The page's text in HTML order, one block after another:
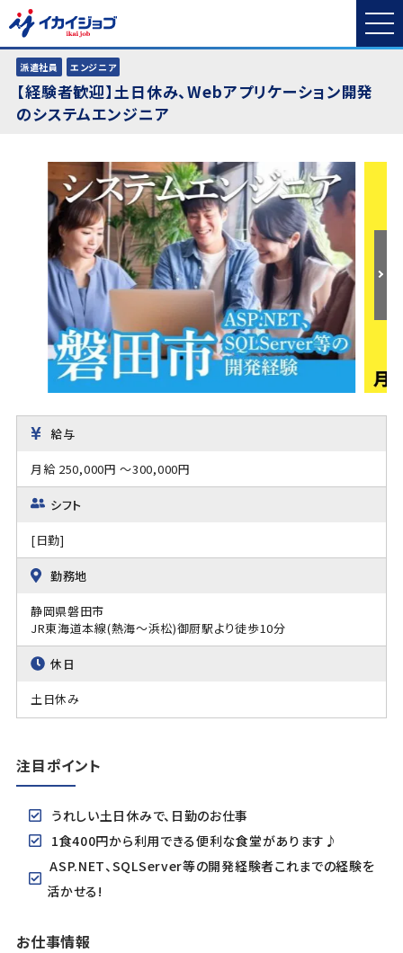
派遣社員 エンジニア
【経験者歓迎】土日休み、Webアプリケーション開発
のシステムエンジニア
給与
月給 250,000円 ～300,000円
シフト
[日勤]
勤務地
静岡県磐田市
JR東海道本線(熱海～浜松)御厨駅より徒歩10分
休日
土日休み
注目ポイント
うれしい土日休みで、日勤のお仕事
1食400円から利用できる便利な食堂があります♪
ASP.NET、SQLServer等の開発経験者これまでの経験を
活かせる!
お仕事情報